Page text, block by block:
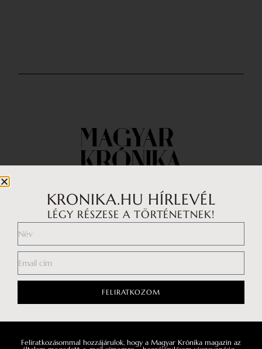
Impresszum
Általános Szerződési Feltételek
Adatkezelési tájékoztató
KRONIKA.HU HÍRLEVÉL
LÉGY RÉSZESE A TÖRTÉNETNEK!
FELIRATKOZOM
Feliratkozásommal hozzájárulok, hogy a Magyar Krónika magazin az